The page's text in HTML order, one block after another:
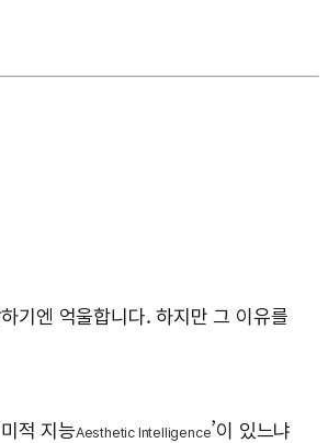
기엔 억울합니다. 하지만 그 이유를
적 지능Aesthetic Intelligence’이 있느냐